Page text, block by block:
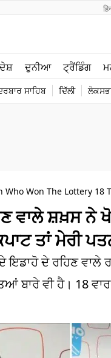
ਦੇਸ਼ ਦੁਨੀਆ ਟ੍ਰੈਂਡਿੰਗ
ਸਾਹਿਬ ਦਿੱਲੀ
ਮਨੋਰੰਜਨ
Who Won The Lottery 18
ਵਾਲੇ ਸ਼ਖ਼ਸ ਨੇ
ਤਾਂ ਮੇਰੀ
ਇਡਾਹੋ ਦੇ ਰਹਿਣ ਵਾਲੇ
ਬਾਰੇ ਵੀ ਹੈ। 18